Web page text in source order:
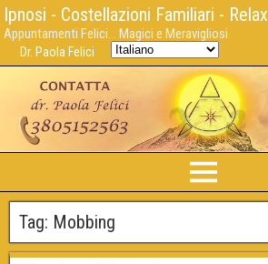
Ipnosi - Costellazioni Familiari - Relax
Appuntamenti Felici... Magici e Meravigliosi
Dr. Paola Felici
Tag: Mobbing